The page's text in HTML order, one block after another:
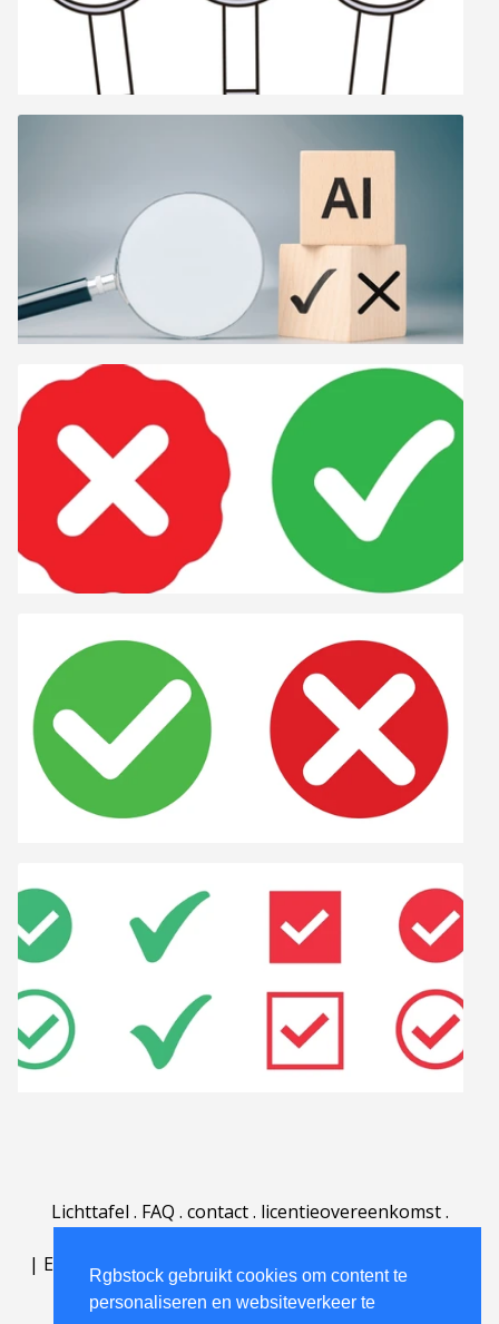
Rgbstock gebruikt cookies om content te
personaliseren en websiteverkeer te
Lichttafel . FAQ . contact. licentieovereenkomst.
| English | Deutsch Español | Português
Nederlands|